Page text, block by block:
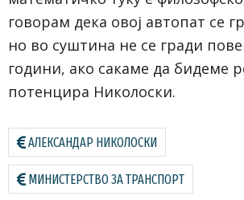
говорам дека овој автопат се
но во суштина не се гради
години, ако сакаме да бидеме
потенцира Николоски.
АЛЕКСАНДАР НИКОЛОСКИ
МИНИСТЕРСТВО ЗА ТРАНСПОРТ